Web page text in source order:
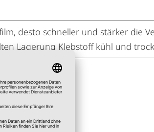
desto schneller und stärker die
Lagerung Klebstoff kühl und